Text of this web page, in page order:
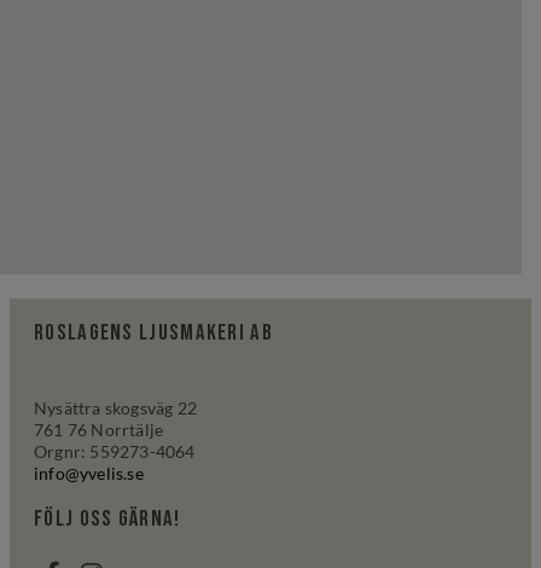
Roslagens ljusmakeri AB
Nysättra skogsväg 22
761 76 Norrtälje
Orgnr: 559273-4064
info@yvelis.se
följ oss gärna!